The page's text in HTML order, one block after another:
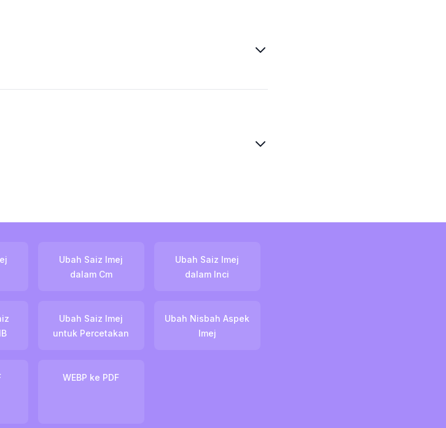
Ubah Saiz Imej
dalam Cm
Ubah Saiz Imej
dalam Inci
Ubah Saiz Imej
untuk Percetakan
Ubah Nisbah Aspek
Imej
WEBP ke PDF